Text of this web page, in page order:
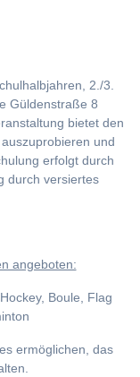
2./3.
Güldenstraße 8
bietet den
und
erfolgt durch
durch versiertes
angeboten:
Boule, Flag
ermöglichen, das